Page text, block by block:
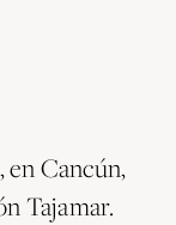
Cancún,
Tajamar.